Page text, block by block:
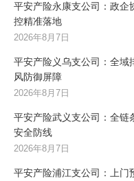
平安产险永康支公司：政企
控精准落地
2026年8月7日
平安产险义乌支公司：全域
风防御屏障
2026年8月7日
平安产险武义支公司：全链
安全防线
2026年8月7日
平安产险浦江支公司：上门